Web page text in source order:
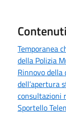
Temporanea
della Polizia
Rinnovo della
dell’apertura
consultazioni
Sportello